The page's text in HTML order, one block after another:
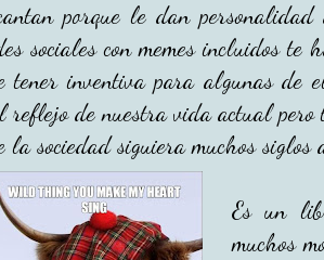
porque le dan
sociales con memes incluidos te
tener inventiva para algunas de
reflejo de nuestra vida actual pero
la sociedad siguiera muchos siglos
Es un
muchos